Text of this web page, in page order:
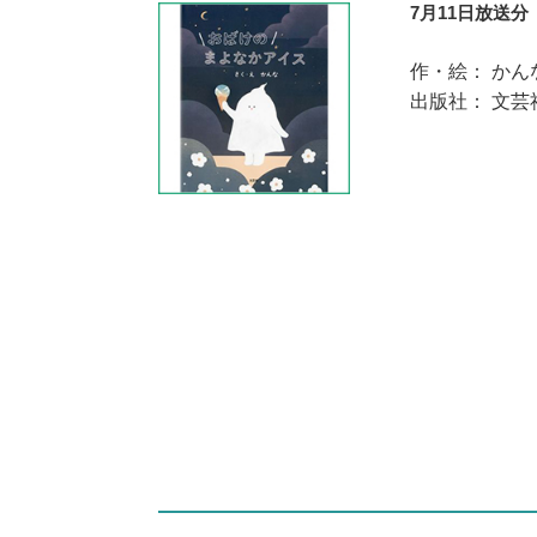
7月11日放送分
作・絵： かん
出版社： 文芸